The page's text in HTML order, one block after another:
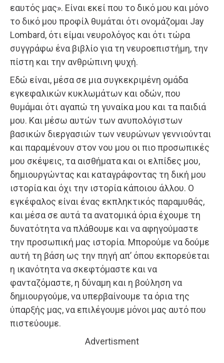
εαυτός μας». Είναι εκεί που το δικό μου και μόνο
το δικό μου προφίλ θυμάται ότι ονομάζομαι Jay
Lombard, ότι είμαι νευρολόγος και ότι τώρα
συγγράφω ένα βιβλίο για τη νευροεπιστήμη, την
πίστη και την ανθρώπινη ψυχή.
Εδώ είναι, μέσα σε μια συγκεκριμένη ομάδα
εγκεφαλικών κυκλωμάτων και οδών, που
θυμάμαι ότι αγαπώ τη γυναίκα μου και τα παιδιά
μου. Και μέσω αυτών των ανυπολόγιστων
βασικών διεργασιών των νευρώνων γεννιούνται
και παραμένουν στον νου μου οι πιο προσωπικές
μου σκέψεις, τα αισθήματα και οι ελπίδες μου,
δημιουργώντας και καταγράφοντας τη δική μου
ιστορία και όχι την ιστορία κάποιου άλλου. Ο
εγκέφαλος είναι ένας εκπληκτικός παραμυθάς,
και μέσα σε αυτά τα ανατομικά όρια έχουμε τη
δυνατότητα να πλάθουμε και να αφηγούμαστε
την προσωπική μας ιστορία. Μπορούμε να δούμε
αυτή τη βάση ως την πηγή απ’ όπου εκπορεύεται
η ικανότητα να σκεφτόμαστε και να
φανταζόμαστε, η δύναμη και η βούληση να
δημιουργούμε, να υπερβαίνουμε τα όρια της
ύπαρξής μας, να επιλέγουμε μόνοι μας αυτό που
πιστεύουμε.
Advertisment